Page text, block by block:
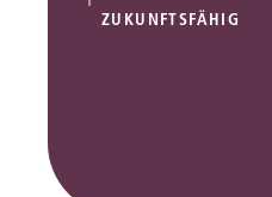
ZUKUNFTSFÄHIG